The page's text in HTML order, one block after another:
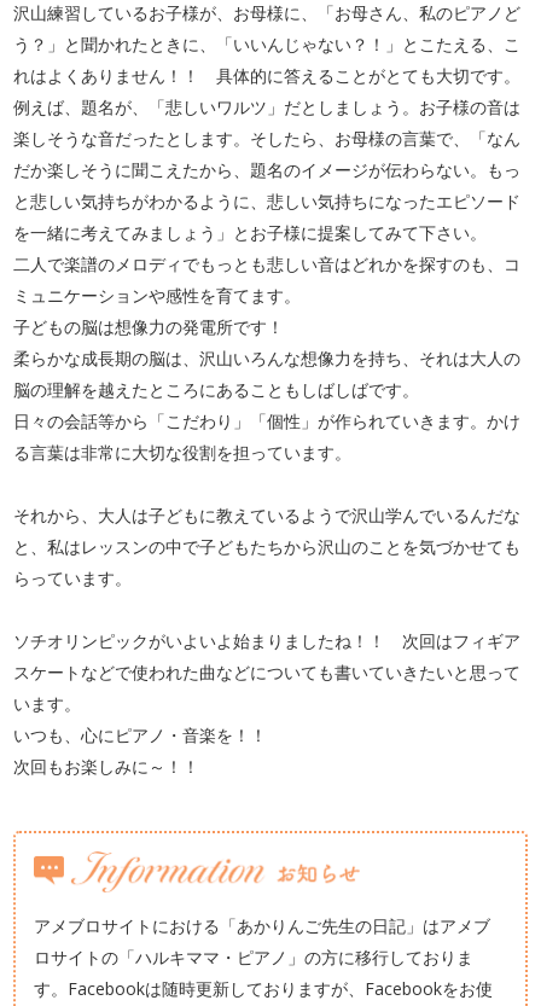
沢山練習しているお子様が、お母様に、「お母さん、私のピアノど
う？」と聞かれたときに、「いいんじゃない？！」とこたえる、こ
れはよくありません！！ 具体的に答えることがとても大切です。
例えば、題名が、「悲しいワルツ」だとしましょう。お子様の音は
楽しそうな音だったとします。そしたら、お母様の言葉で、「なん
だか楽しそうに聞こえたから、題名のイメージが伝わらない。もっ
と悲しい気持ちがわかるように、悲しい気持ちになったエピソード
を一緒に考えてみましょう」とお子様に提案してみて下さい。
二人で楽譜のメロディでもっとも悲しい音はどれかを探すのも、コ
ミュニケーションや感性を育てます。
子どもの脳は想像力の発電所です！
柔らかな成長期の脳は、沢山いろんな想像力を持ち、それは大人の
脳の理解を越えたところにあることもしばしばです。
日々の会話等から「こだわり」「個性」が作られていきます。かけ
る言葉は非常に大切な役割を担っています。
それから、大人は子どもに教えているようで沢山学んでいるんだな
と、私はレッスンの中で子どもたちから沢山のことを気づかせても
らっています。
ソチオリンピックがいよいよ始まりましたね！！ 次回はフィギア
スケートなどで使われた曲などについても書いていきたいと思って
います。
いつも、心にピアノ・音楽を！！
次回もお楽しみに～！！
アメブロサイトにおける「あかりんご先生の日記」はアメブ
ロサイトの「ハルキママ・ピアノ」の方に移行しておりま
す。Facebookは随時更新しておりますが、Facebookをお使